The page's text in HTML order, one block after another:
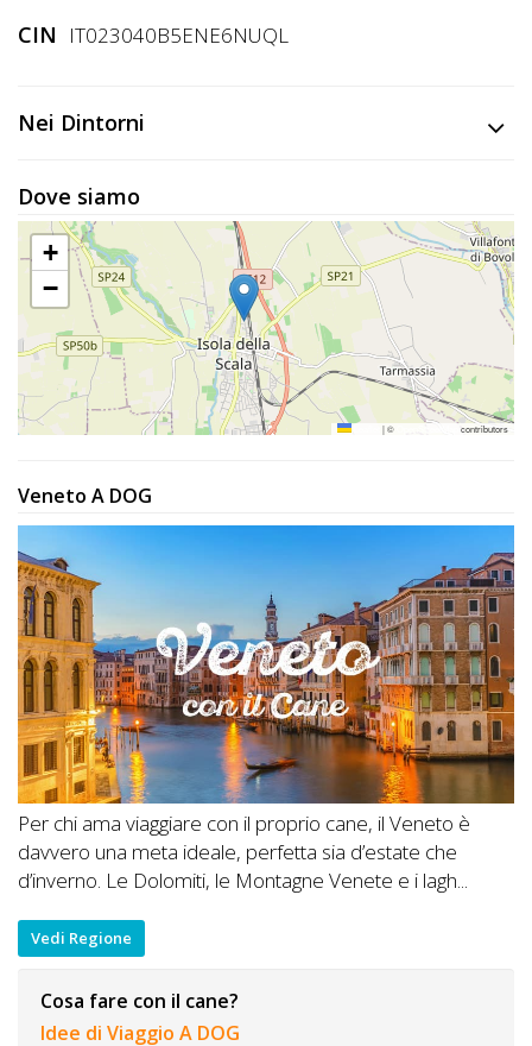
Attività
Accedi
Registrati
CIN IT023040B5ENE6NUQL
Nei Dintorni
Dove siamo
+
−
|© contributors
Veneto A DOG
Per chi ama viaggiare con il proprio cane, il Veneto è
davvero una meta ideale, perfetta sia d’estate che
d’inverno. Le Dolomiti, le Montagne Venete e i lagh...
Vedi Regione
Cosa fare con il cane?
Idee di Viaggio A DOG